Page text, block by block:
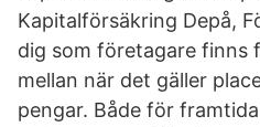
Kapitalförsäkring Depå,
dig som företagare finns
mellan när det gäller
pengar. Både för